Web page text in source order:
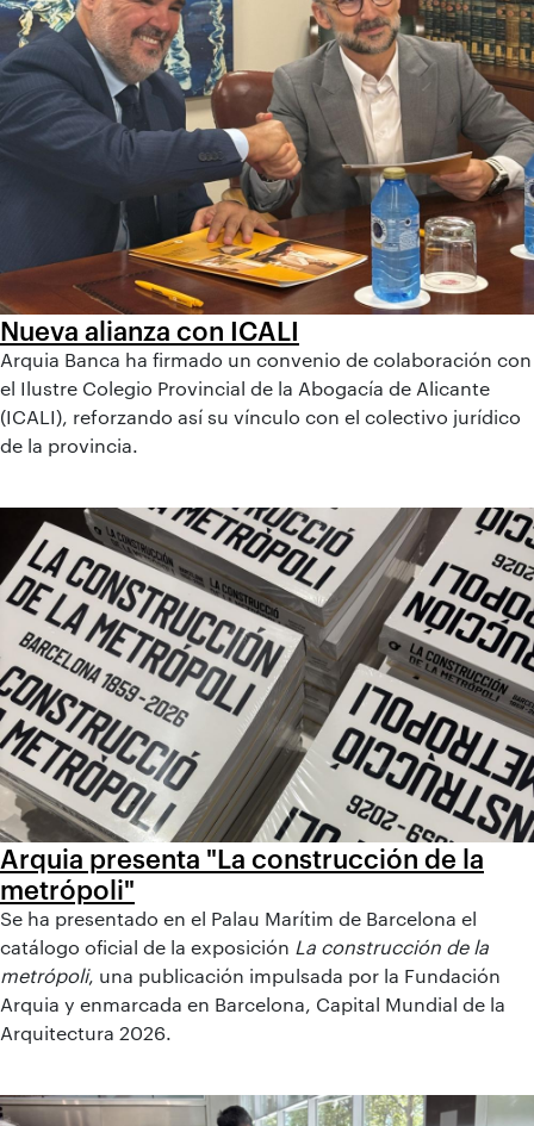
Nueva alianza con ICALI
Arquia Banca ha firmado un convenio de colaboración con
el Ilustre Colegio Provincial de la Abogacía de Alicante
(ICALI), reforzando así su vínculo con el colectivo jurídico
de la provincia.
Arquia presenta "La construcción de la
metrópoli"
Se ha presentado en el Palau Marítim de Barcelona el
catálogo oficial de la exposición La construcción de la
metrópoli, una publicación impulsada por la Fundación
Arquia y enmarcada en Barcelona, Capital Mundial de la
Arquitectura 2026.